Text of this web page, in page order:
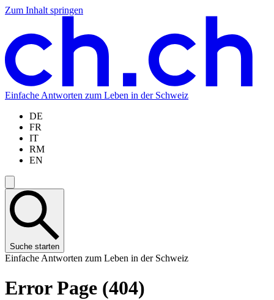
Zum Inhalt springen
Zum
springen
Zur
springen
Zur
springen
Zur
springen
Einfache Antworten zum Leben in der Schweiz
DE
FR
IT
RM
EN
Suche starten
Einfache Antworten zum Leben in der Schweiz
Error Page (404)